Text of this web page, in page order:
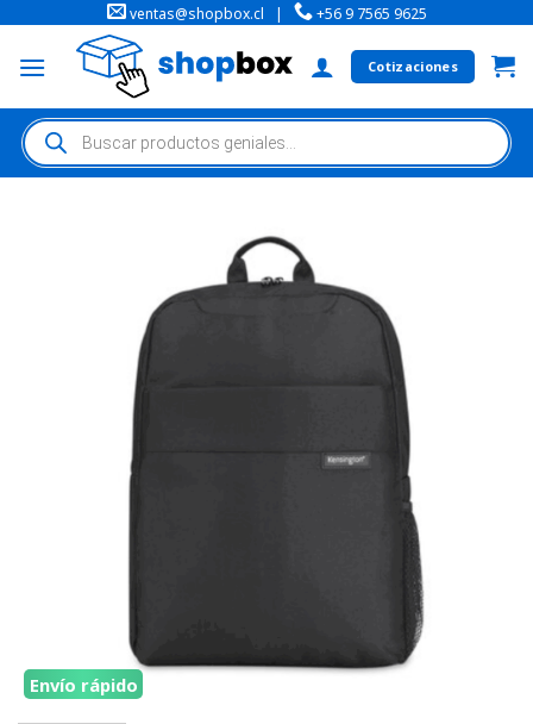
ventas@shopbox.cl | +56 9 7565 9625
Cotizaciones
Envío rápido